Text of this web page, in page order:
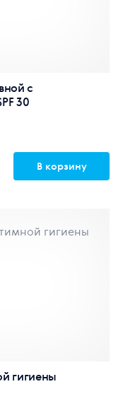
с
30
В корзину
гигиены